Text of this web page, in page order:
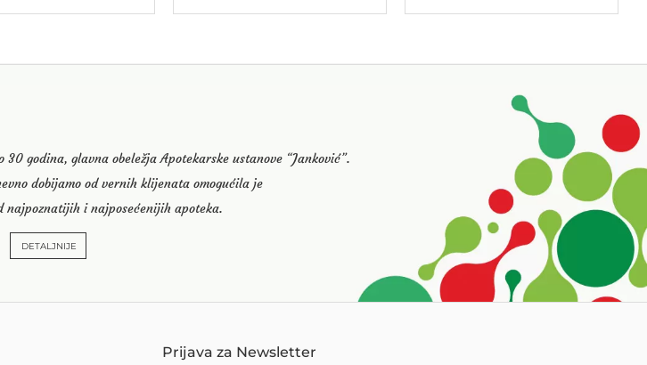
godina, glavna obeležja Apotekarske ustanove “Janković”.
dobijamo od vernih klijenata omogućila je
najpoznatijih i najposećenijih apoteka.
DETALJNIJE
Prijava za Newsletter